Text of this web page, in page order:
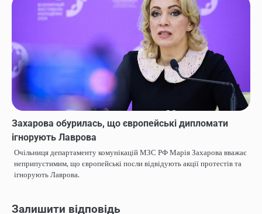
Захарова обурилась, що європейські дипломати
ігнорують Лаврова
Очільниця департаменту комунікацій МЗС РФ Марія Захарова вважає
неприпустимим, що європейські посли відвідують акції протестів та
ігнорують Лаврова.
Залишити відповідь